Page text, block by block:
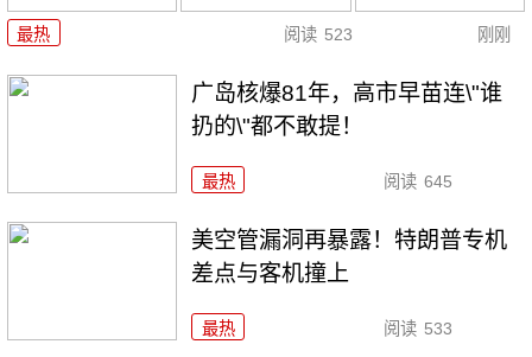
最热 阅读 523 刚刚
广岛核爆81年，高市早苗连\"谁
扔的\"都不敢提！
最热 阅读 645
美空管漏洞再暴露！特朗普专机
差点与客机撞上
最热 阅读 533